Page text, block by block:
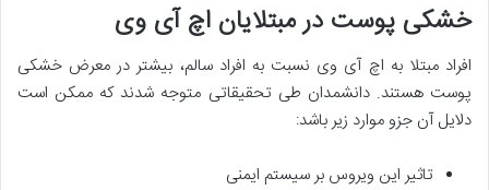
خشکی پوست در مبتلایان اچ ‌آی ‌وی
افراد مبتلا به اچ ‌آی ‌وی نسبت به افراد سالم، بیشتر در معرض خشکی
پوست هستند. دانشمدان طی تحقیقاتی متوجه شدند که ممکن است
دلایل آن جزو موارد زیر باشد:
تاثیر این ویروس بر سیستم ایمنی